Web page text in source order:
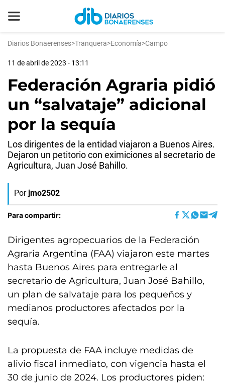
Diarios Bonaerenses>Tranquera>Economía>Campo
11 de abril de 2023 - 13:11
Federación Agraria pidió
un “salvataje” adicional
por la sequía
Los dirigentes de la entidad viajaron a Buenos Aires.
Dejaron un petitorio con eximiciones al secretario de
Agricultura, Juan José Bahillo.
Por jmo2502
Para compartir:
Dirigentes agropecuarios de la Federación
Agraria Argentina (FAA) viajaron este martes
hasta Buenos Aires para entregarle al
secretario de Agricultura, Juan José Bahillo,
un plan de salvataje para los pequeños y
medianos productores afectados por la
sequía.
La propuesta de FAA incluye medidas de
alivio fiscal inmediato, con vigencia hasta el
30 de junio de 2024. Los productores piden: